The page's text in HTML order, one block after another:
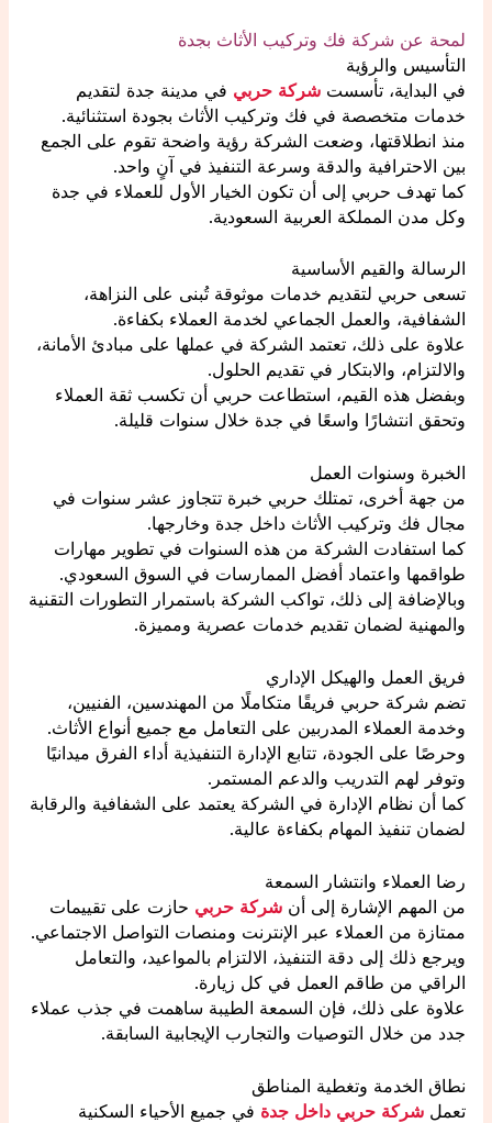
لمحة عن شركة فك وتركيب الأثاث بجدة
التأسيس والرؤية
في البداية، تأسست شركة حربي في مدينة جدة لتقديم
خدمات متخصصة في فك وتركيب الأثاث بجودة استثنائية.
منذ انطلاقتها، وضعت الشركة رؤية واضحة تقوم على الجمع
بين الاحترافية والدقة وسرعة التنفيذ في آنٍ واحد.
كما تهدف حربي إلى أن تكون الخيار الأول للعملاء في جدة
وكل مدن المملكة العربية السعودية.
الرسالة والقيم الأساسية
تسعى حربي لتقديم خدمات موثوقة تُبنى على النزاهة،
الشفافية، والعمل الجماعي لخدمة العملاء بكفاءة.
علاوة على ذلك، تعتمد الشركة في عملها على مبادئ الأمانة،
والالتزام، والابتكار في تقديم الحلول.
وبفضل هذه القيم، استطاعت حربي أن تكسب ثقة العملاء
وتحقق انتشارًا واسعًا في جدة خلال سنوات قليلة.
الخبرة وسنوات العمل
من جهة أخرى، تمتلك حربي خبرة تتجاوز عشر سنوات في
مجال فك وتركيب الأثاث داخل جدة وخارجها.
كما استفادت الشركة من هذه السنوات في تطوير مهارات
طواقمها واعتماد أفضل الممارسات في السوق السعودي.
وبالإضافة إلى ذلك، تواكب الشركة باستمرار التطورات التقنية
والمهنية لضمان تقديم خدمات عصرية ومميزة.
فريق العمل والهيكل الإداري
تضم شركة حربي فريقًا متكاملًا من المهندسين، الفنيين،
وخدمة العملاء المدربين على التعامل مع جميع أنواع الأثاث.
وحرصًا على الجودة، تتابع الإدارة التنفيذية أداء الفرق ميدانيًا
وتوفر لهم التدريب والدعم المستمر.
كما أن نظام الإدارة في الشركة يعتمد على الشفافية والرقابة
لضمان تنفيذ المهام بكفاءة عالية.
رضا العملاء وانتشار السمعة
من المهم الإشارة إلى أن شركة حربي حازت على تقييمات
ممتازة من العملاء عبر الإنترنت ومنصات التواصل الاجتماعي.
ويرجع ذلك إلى دقة التنفيذ، الالتزام بالمواعيد، والتعامل
الراقي من طاقم العمل في كل زيارة.
علاوة على ذلك، فإن السمعة الطيبة ساهمت في جذب عملاء
جدد من خلال التوصيات والتجارب الإيجابية السابقة.
نطاق الخدمة وتغطية المناطق
تعمل شركة حربي داخل جدة في جميع الأحياء السكنية